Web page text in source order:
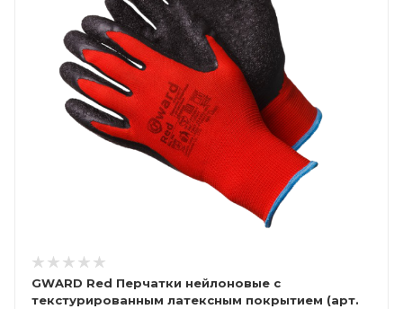
GWARD Red Перчатки нейлоновые с
текстурированным латексным покрытием (арт.